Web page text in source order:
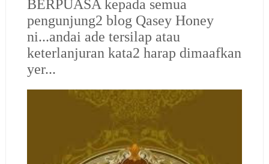
BERPUASA kepada semua
pengunjung2 blog Qasey Honey
ni...andai ade tersilap atau
keterlanjuran kata2 harap dimaafkan
yer...